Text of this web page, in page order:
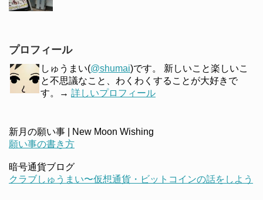
プロフィール
しゅうまい(@shumai)です。 新しいこと楽しいこ
と不思議なこと、わくわくすることが大好きで
す。→ 詳しいプロフィール
新月の願い事 | New Moon Wishing
願い事の書き方
暗号通貨ブログ
クラブしゅうまい〜仮想通貨・ビットコインの話をしよう